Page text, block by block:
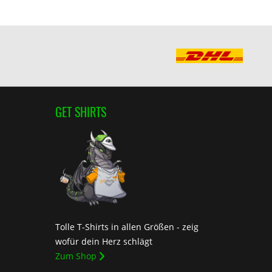
GET SHIRTS
Tolle T-Shirts in allen Größen - zeig
wofür dein Herz schlägt
Zum Shop